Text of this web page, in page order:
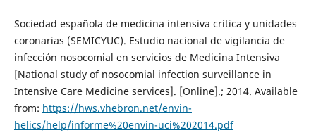
Sociedad española de medicina intensiva crítica y unidades
coronarias (SEMICYUC). Estudio nacional de vigilancia de
infección nosocomial en servicios de Medicina Intensiva
[National study of nosocomial infection surveillance in
Intensive Care Medicine services]. [Online].; 2014. Available
from: https://hws.vhebron.net/envin-
helics/help/informe%20envin-uci%202014.pdf